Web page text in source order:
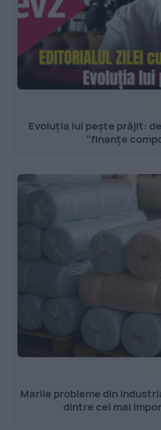
Evoluția lui pește prăjit:
”finanțe
Marile probleme din
dintre cei mai